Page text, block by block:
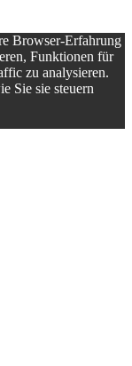
Browser-Erfahrung
Funktionen für
zu analysieren.
Sie sie steuern